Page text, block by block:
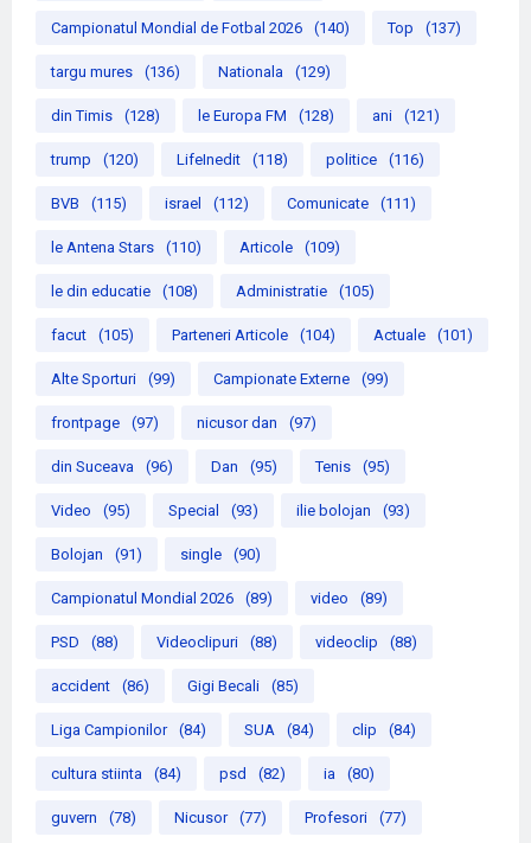
Campionatul Mondial de Fotbal 2026 (140) Top (137)
targu mures (136) Nationala (129)
din Timis (128) le Europa FM (128) ani (121)
trump (120) LifeInedit (118) politice (116)
BVB (115) israel (112) Comunicate (111)
le Antena Stars (110) Articole (109)
le din educatie (108) Administratie (105)
facut (105) Parteneri Articole (104) Actuale (101)
Alte Sporturi (99) Campionate Externe (99)
frontpage (97) nicusor dan (97)
din Suceava (96) Dan (95) Tenis (95)
Video (95) Special (93) ilie bolojan (93)
Bolojan (91) single (90)
Campionatul Mondial 2026 (89) video (89)
PSD (88) Videoclipuri (88) videoclip (88)
accident (86) Gigi Becali (85)
Liga Campionilor (84) SUA (84) clip (84)
cultura stiinta (84) psd (82) ia (80)
guvern (78) Nicusor (77) Profesori (77)